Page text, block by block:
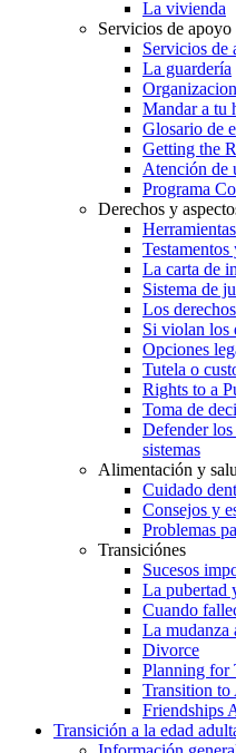
La vivienda
Servicios de apoyo
Servicios de
La guardería
Mandar a tu
Glosario de
Getting the
Atención de
Programa
Derechos y
La carta de
Sistema de
Los
Si violan los
Opciones
Tutela o
Rights to a
Toma de
Defender
sistemas
Alimentación y
Cuidado
Consejos y
Problemas
Transiciónes
Sucesos
La pubertad
Cuando
La mudanza
Divorce
Planning for
Transition
Friendships
Transición a la edad